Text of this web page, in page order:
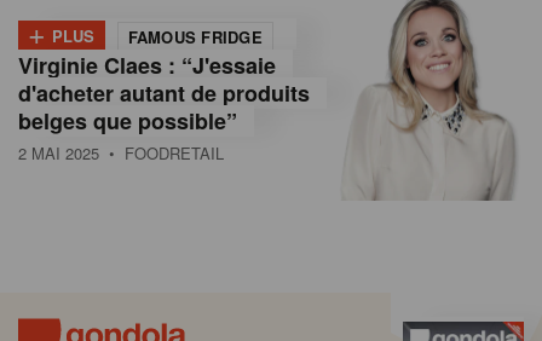
+ PLUS FAMOUS FRIDGE
Virginie Claes : “J'essaie
d'acheter autant de produits
belges que possible”
2 MAI 2025 • FOODRETAIL